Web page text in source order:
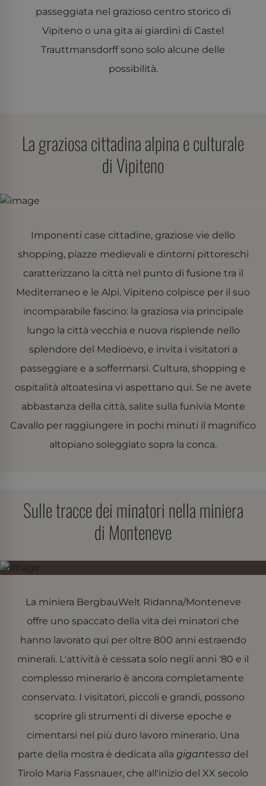
passeggiata nel grazioso centro storico di
Vipiteno o una gita ai giardini di Castel
Trauttmansdorff sono solo alcune delle
possibilità.
La graziosa cittadina alpina e culturale
di Vipiteno
Imponenti case cittadine, graziose vie dello
shopping, piazze medievali e dintorni pittoreschi
caratterizzano la città nel punto di fusione tra il
Mediterraneo e le Alpi. Vipiteno colpisce per il suo
incomparabile fascino: la graziosa via principale
lungo la città vecchia e nuova risplende nello
splendore del Medioevo, e invita i visitatori a
passeggiare e a soffermarsi. Cultura, shopping e
ospitalità altoatesina vi aspettano qui. Se ne avete
abbastanza della città, salite sulla funivia Monte
Cavallo per raggiungere in pochi minuti il magnifico
altopiano soleggiato sopra la conca.
Sulle tracce dei minatori nella miniera
di Monteneve
La miniera BergbauWelt Ridanna/Monteneve
offre uno spaccato della vita dei minatori che
hanno lavorato qui per oltre 800 anni estraendo
minerali. L'attività è cessata solo negli anni '80 e il
complesso minerario è ancora completamente
conservato. I visitatori, piccoli e grandi, possono
scoprire gli strumenti di diverse epoche e
cimentarsi nel più duro lavoro minerario. Una
parte della mostra è dedicata alla gigantessa del
Tirolo Maria Fassnauer, che all'inizio del XX secolo